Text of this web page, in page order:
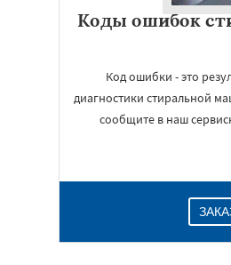
Коды ошибок
Код ошибки - это
диагностики стиральной
сообщите в наш